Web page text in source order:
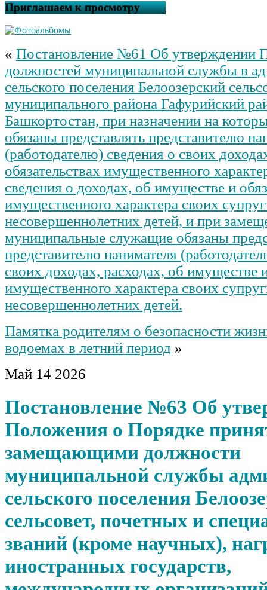
Приглашаем к просмотру
« Постановление №61 Об утверждении
должностей муниципальной службы в
сельского поселения Белоозерский
муниципального района Гафурийский
Башкортостан, при назначении на
обязаны представлять представителю
(работодателю) сведения о своих
обязательствах имущественного
сведения о доходах, об имуществе и
имущественного характера своих
несовершеннолетних детей, и при
муниципальные служащие обязаны
представителю нанимателя
своих доходах, расходах, об имуществе
имущественного характера своих
несовершеннолетних детей.
Памятка родителям о безопасности
водоемах в летний период »
Май 14 2026
Постановление №63 Об
Положения о Порядке
замещающими должности
муниципальной службы
сельского поселения
сельсовет, почетных и
званий (кроме научных),
иностранных государств,